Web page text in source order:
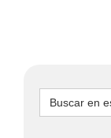
Buscar: